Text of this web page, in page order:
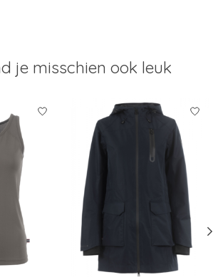
je misschien ook leuk